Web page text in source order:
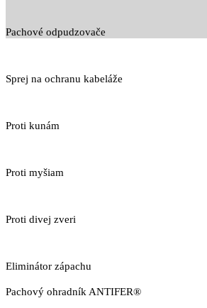
Pachové odpudzovače
Sprej na ochranu kabeláže
Proti kunám
Proti myšiam
Proti divej zveri
Eliminátor zápachu
Pachový ohradník ANTIFER®